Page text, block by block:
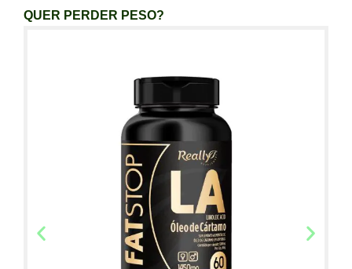
QUER PERDER PESO?